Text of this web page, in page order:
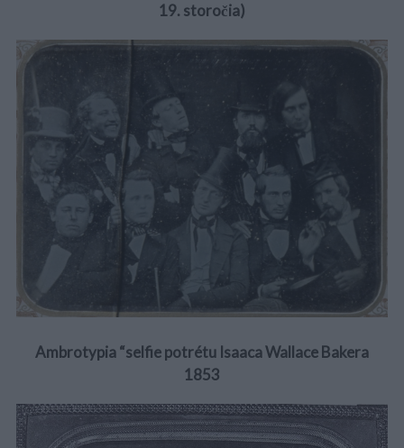
19. storočia)
Ambrotypia “selfie potrétu Isaaca Wallace Bakera
1853